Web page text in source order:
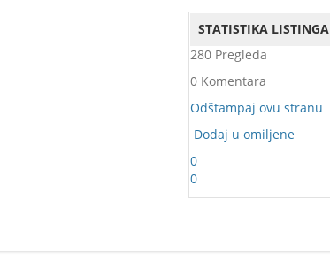
STATISTIKA LISTINGA
280 Pregleda
0 Komentara
Odštampaj ovu stranu
Dodaj u omiljene
0
0